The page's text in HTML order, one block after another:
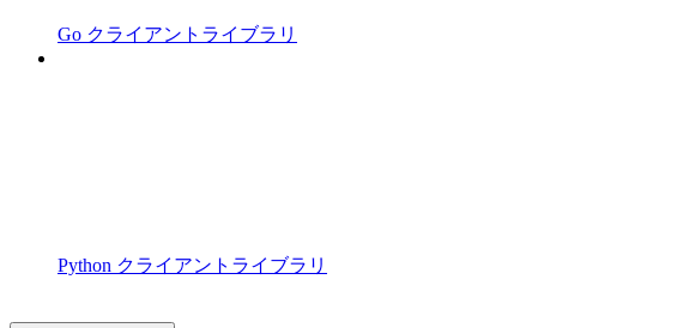
Go クライアントライブラリ
Python クライアントライブラリ